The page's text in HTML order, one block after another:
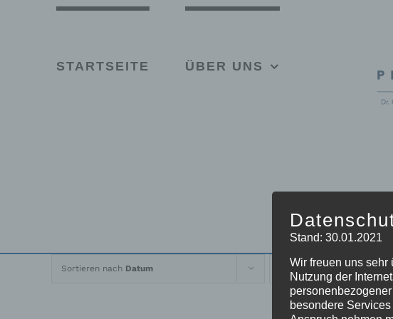
STARTSEITE ÜBER UNS
Sortieren nach Datum Zeige16 Produkte
Stand: 30.01.2021
Wir freuen uns sehr
Nutzung der
besondere